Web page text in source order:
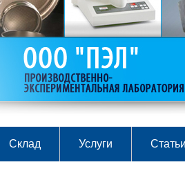
Склад Услуги Статьи